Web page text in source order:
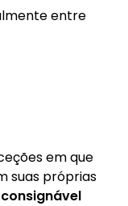
entre
em que
suas próprias